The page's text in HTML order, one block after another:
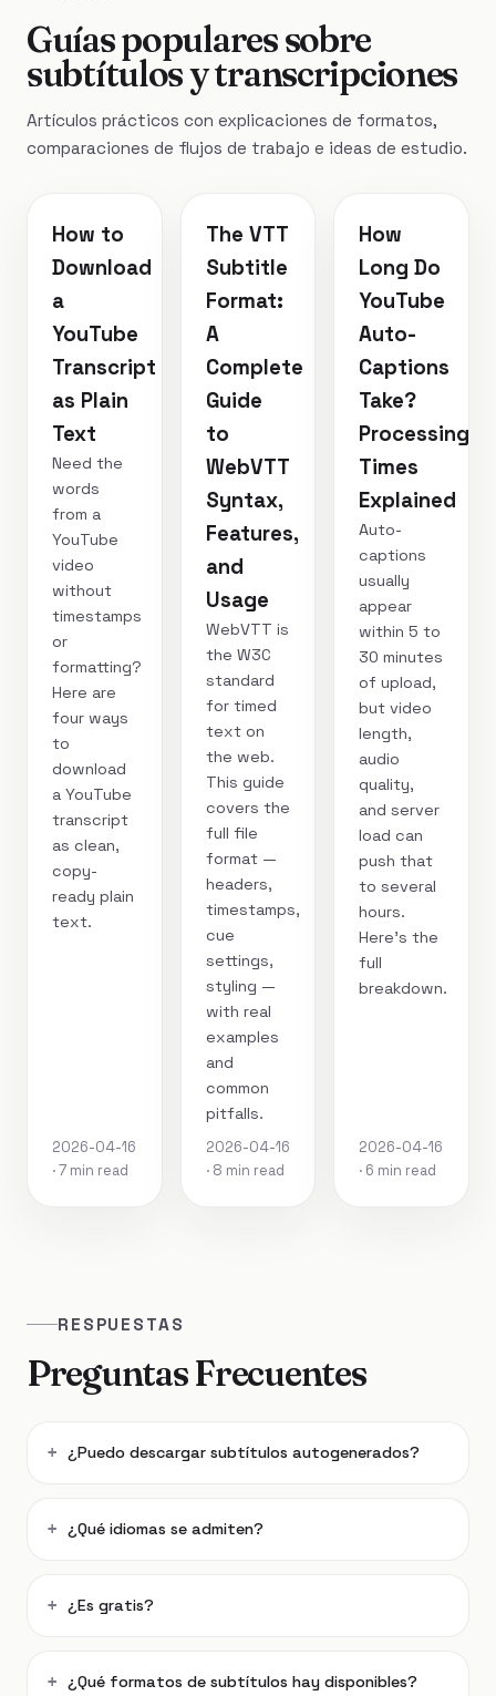
Guías populares sobre
subtítulos y transcripciones
Artículos prácticos con explicaciones de formatos,
comparaciones de flujos de trabajo e ideas de estudio.
How to
Download
a
YouTube
Transcript
as Plain
Text
Need the
words
from a
YouTube
video
without
timestamps
or
formatting?
Here are
four ways
to
download
a YouTube
transcript
as clean,
copy-
ready plain
text.
2026-04-16
· 7 min read
The VTT
Subtitle
Format:
A
Complete
Guide
to
WebVTT
Syntax,
Features,
and
Usage
WebVTT is
the W3C
standard
for timed
text on
the web.
This guide
covers the
full file
format —
headers,
timestamps,
cue
settings,
styling —
with real
examples
and
common
pitfalls.
2026-04-16
· 8 min read
How
Long Do
YouTube
Auto-
Captions
Take?
Processing
Times
Explained
Auto-
captions
usually
appear
within 5 to
30 minutes
of upload,
but video
length,
audio
quality,
and server
load can
push that
to several
hours.
Here's the
full
breakdown.
2026-04-16
· 6 min read
RESPUESTAS
Preguntas Frecuentes
¿Puedo descargar subtítulos autogenerados?
¿Qué idiomas se admiten?
¿Es gratis?
¿Qué formatos de subtítulos hay disponibles?